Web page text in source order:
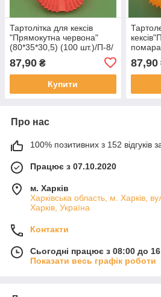
Тартолітка для кексів
"Прямокутна червона"
(80*35*30,5) (100 шт.)/П-8/
87,90 ₴
Купити
87,90
Про нас
100% позитивних з 152 відгуків
Працює з 07.10.2020
м. Харків
Харківська область, м. Харків,
Харків, Україна
Контакти
Сьогодні працює з 08:00 до
Показати весь графік роботи